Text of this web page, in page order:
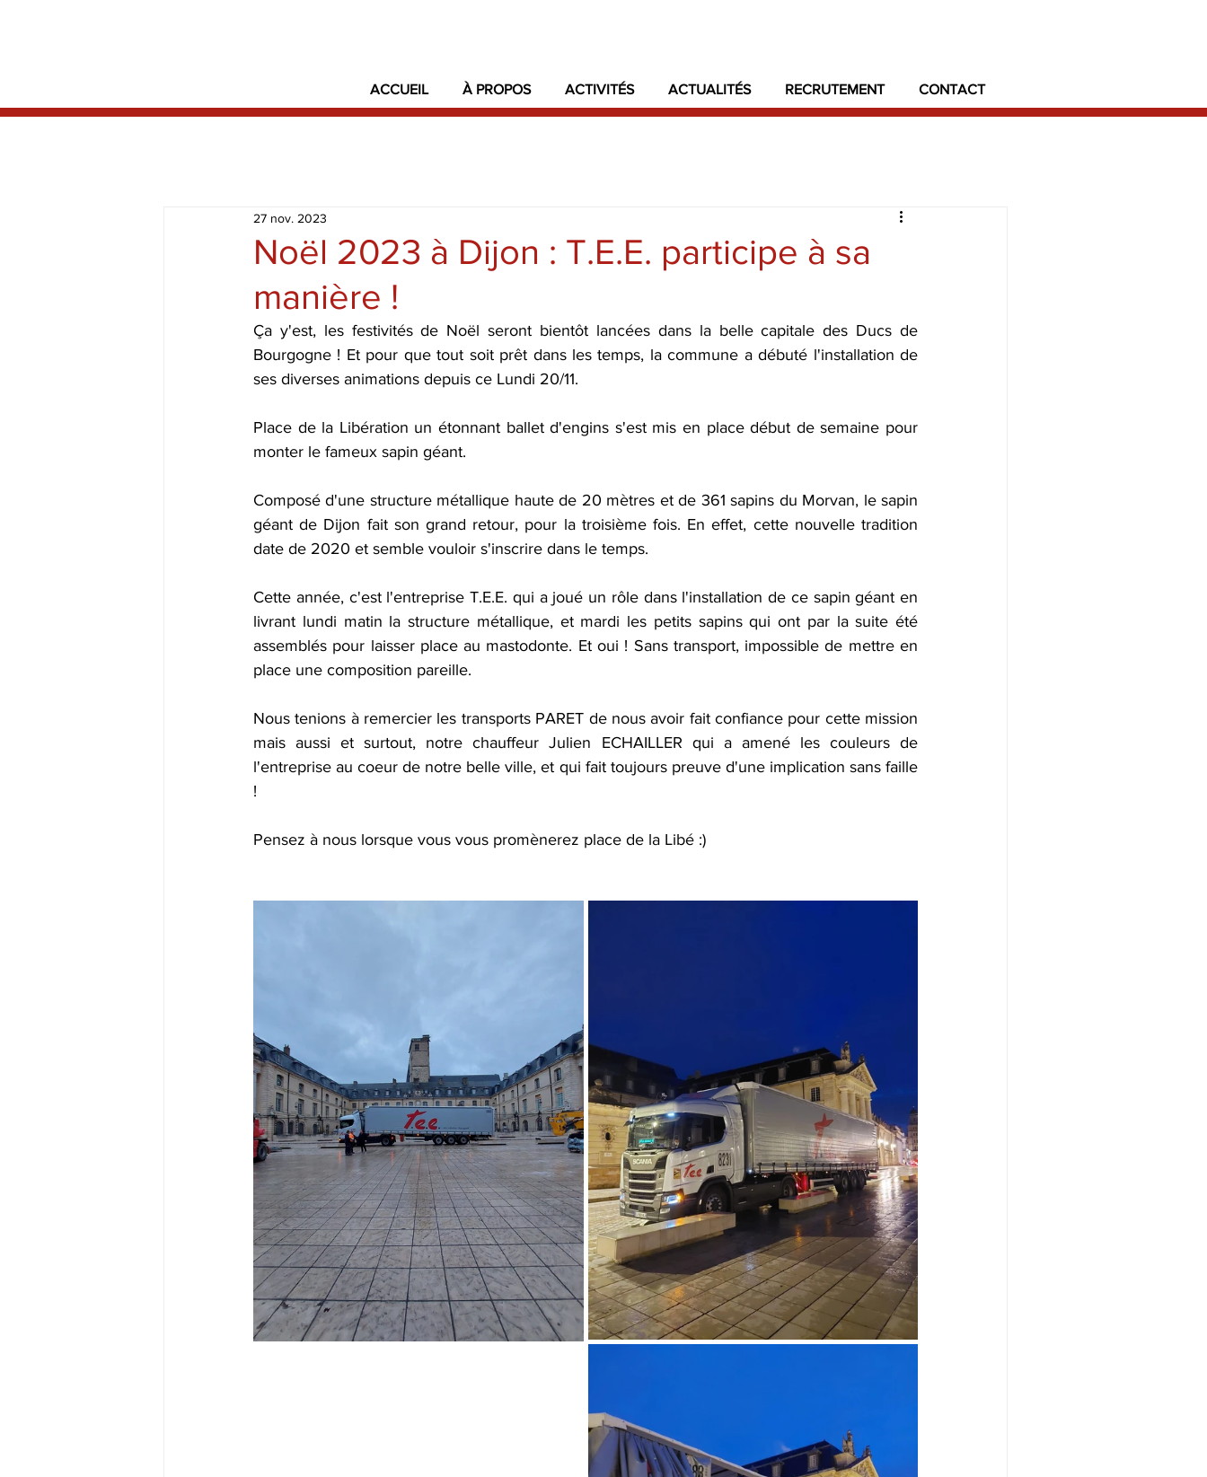
ACCUEIL À PROPOS ACTIVITÉS ACTUALITÉS RECRUTEMENT CONTACT
Noël 2023 à Dijon : T.E.E. participe à sa
manière !
27 nov. 2023
Ça y'est, les festivités de Noël seront bientôt lancées dans la belle capitale des Ducs de
Bourgogne ! Et pour que tout soit prêt dans les temps, la commune a débuté l'installation de
ses diverses animations depuis ce Lundi 20/11.
Place de la Libération un étonnant ballet d'engins s'est mis en place début de semaine pour
monter le fameux sapin géant.
Composé d'une structure métallique haute de 20 mètres et de 361 sapins du Morvan, le sapin
géant de Dijon fait son grand retour, pour la troisième fois. En effet, cette nouvelle tradition
date de 2020 et semble vouloir s'inscrire dans le temps.
Cette année, c'est l'entreprise T.E.E. qui a joué un rôle dans l'installation de ce sapin géant en
livrant lundi matin la structure métallique, et mardi les petits sapins qui ont par la suite été
assemblés pour laisser place au mastodonte. Et oui ! Sans transport, impossible de mettre en
place une composition pareille.
Nous tenions à remercier les transports PARET de nous avoir fait confiance pour cette mission
mais aussi et surtout, notre chauffeur Julien ECHAILLER qui a amené les couleurs de
l'entreprise au coeur de notre belle ville, et qui fait toujours preuve d'une implication sans faille
!
Pensez à nous lorsque vous vous promènerez place de la Libé :)